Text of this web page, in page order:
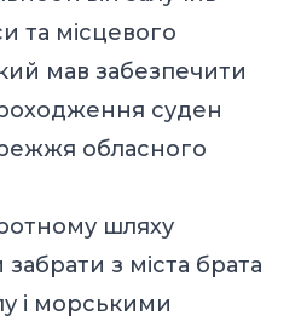
та місцевого
мав забезпечити
суден
обласного
шляху
з міста брата
і морськими